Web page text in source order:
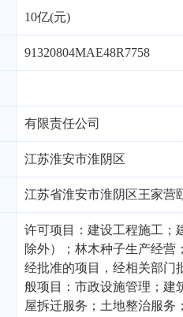
10亿(元)
91320804MAE48R7758
有限责任公司
江苏淮安市淮阴区
江苏省淮安市淮阴区王家营
许可项目：建设工程施工；
除外）；林木种子生产经营
经批准的项目，经相关部门
般项目：市政设施管理；建
屋拆迁服务；土地整治服务